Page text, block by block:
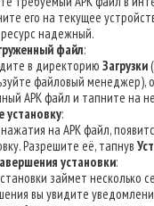
его на текущее
надежный.
файл:
в директориюЗагрузки
файловый менеджер),
APK файл и тапните на
установку:
на APK файл,
Разрешите её, тапнув
установки:
займет несколько
вы увидите